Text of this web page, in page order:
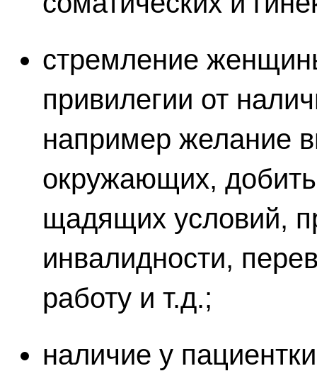
стремление
привилегии от
например желание
окружающих,
щадящих условий,
инвалидности,
работу и т.д.;
наличие у